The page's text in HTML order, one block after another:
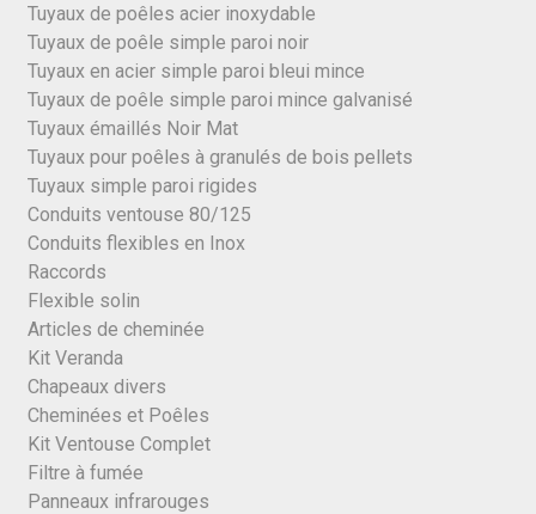
Tuyaux de poêles acier inoxydable
Tuyaux de poêle simple paroi noir
Tuyaux en acier simple paroi bleui mince
Tuyaux de poêle simple paroi mince galvanisé
Tuyaux émaillés Noir Mat
Tuyaux pour poêles à granulés de bois pellets
Tuyaux simple paroi rigides
Conduits ventouse 80/125
Conduits flexibles en Inox
Raccords
Flexible solin
Articles de cheminée
Kit Veranda
Chapeaux divers
Cheminées et Poêles
Kit Ventouse Complet
Filtre à fumée
Panneaux infrarouges